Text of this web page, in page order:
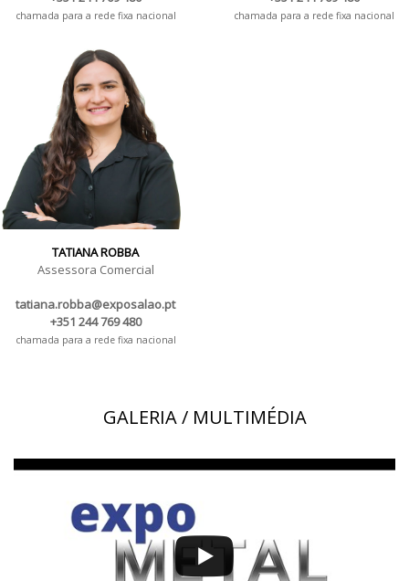
chamada para a rede fixa nacional chamada para a rede fixa nacional
TATIANA ROBBA
Assessora Comercial
tatiana.robba@exposalao.pt
+351 244 769 480
chamada para a rede fixa nacional
GALERIA / MULTIMÉDIA